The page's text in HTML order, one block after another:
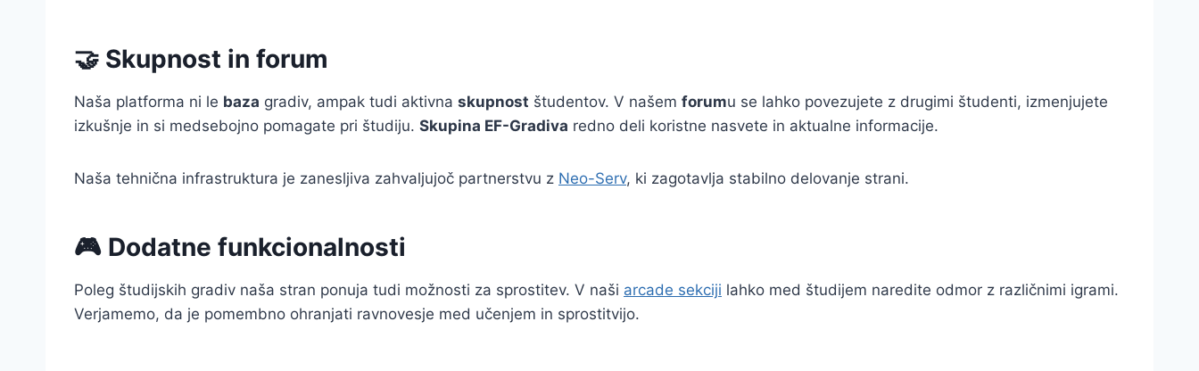
🤝 Skupnost in forum
Naša platforma ni le baza gradiv, ampak tudi aktivna skupnost študentov. V našem forumu se lahko povezujete z drugimi študenti, izmenjujete
izkušnje in si medsebojno pomagate pri študiju. Skupina EF-Gradiva redno deli koristne nasvete in aktualne informacije.
Naša tehnična infrastruktura je zanesljiva zahvaljujoč partnerstvu z Neo-Serv, ki zagotavlja stabilno delovanje strani.
🎮 Dodatne funkcionalnosti
Poleg študijskih gradiv naša stran ponuja tudi možnosti za sprostitev. V naši arcade sekciji lahko med študijem naredite odmor z različnimi igrami.
Verjamemo, da je pomembno ohranjati ravnovesje med učenjem in sprostitvijo.